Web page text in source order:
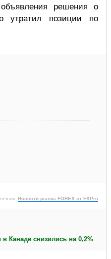
решения о
утратил позиции по
Новости рынка FOREX от FXPro
Канаде снизились на 0,2%